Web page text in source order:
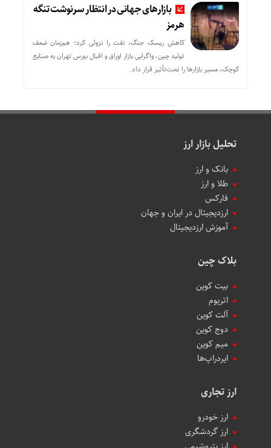
بازارهای جهانی در انتظار سرنوشت تنگه
هرمز
کاهش ریسک جنگ، نفت را نزولی کرد؛ هم‌زمان ضعف
تولید چین، واگرایی بازار اوراق و اقبال بورس تهران به صنایع
کوچک، مسیر بازارها را تحت‌تأثیر قرار داد.
تحلیل بازار ارز
بانک و ارز
طلا و ارز
فارکس
ارزدیجیتال در ایران و جهان
آموزش ارزدیجیتال
بلاک چین
بیت کوین
اتریوم
آلت کوین
دوج کوین
میم کوین‌
ایردراپ‌ها
ارز تجاری
ارز خودرو
ارز گردشگری